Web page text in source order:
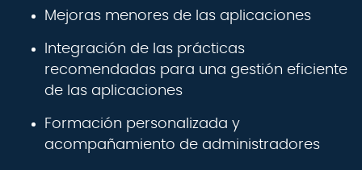
Mejoras menores de las aplicaciones
Integración de las prácticas
recomendadas para una gestión eficiente
de las aplicaciones
Formación personalizada y
acompañamiento de administradores